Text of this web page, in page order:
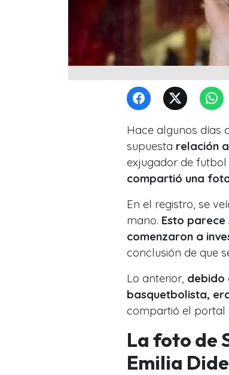
Hace algunos días
supuesta relación
exjugador de futbol
compartió una
En el registro, se
mano. Esto
comenzaron a
conclusión de que
Lo anterior, debido
basquetbolista,
compartió el portal
La foto de
Emilia